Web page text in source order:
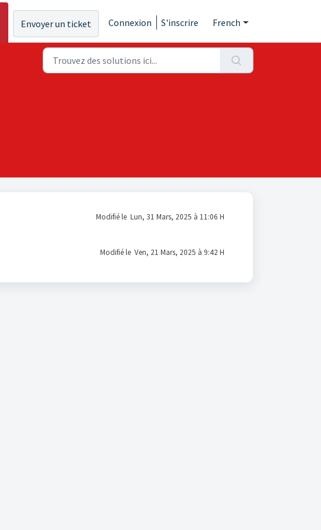
Envoyer un ticket Connexion S'inscrire French
Modifié le Lun, 31 Mars, 2025 à 11:06 H
Modifié le Ven, 21 Mars, 2025 à 9:42 H